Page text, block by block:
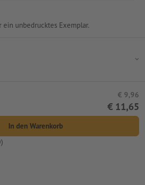
unbedrucktes Exemplar.
€ 9,96
€ 11,65
In den Warenkorb